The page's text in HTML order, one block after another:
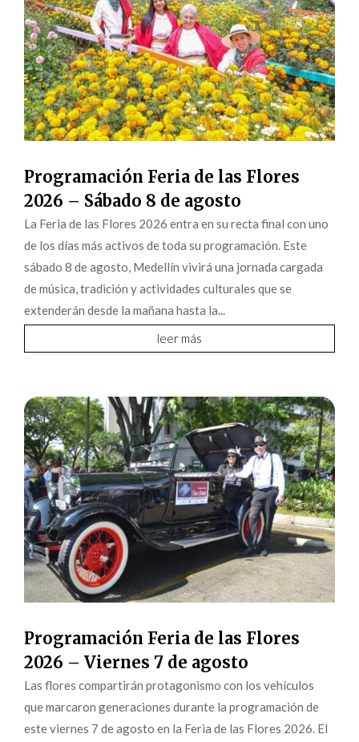
Programación Feria de las Flores
2026 – Sábado 8 de agosto
La Feria de las Flores 2026 entra en su recta final con uno
de los días más activos de toda su programación. Este
sábado 8 de agosto, Medellín vivirá una jornada cargada
de música, tradición y actividades culturales que se
extenderán desde la mañana hasta la...
leer más
Programación Feria de las Flores
2026 – Viernes 7 de agosto
Las flores compartirán protagonismo con los vehículos
que marcaron generaciones durante la programación de
este viernes 7 de agosto en la Feria de las Flores 2026. El